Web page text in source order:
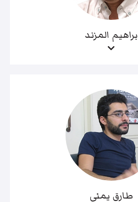
براهيم المزند
طارق يمني